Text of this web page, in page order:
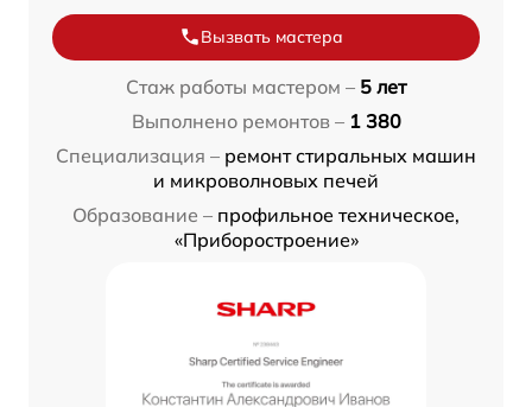
Вызвать мастера
Стаж работы мастером – 5 лет
Выполнено ремонтов – 1 380
Специализация – ремонт стиральных машин
и микроволновых печей
Образование – профильное техническое,
«Приборостроение»